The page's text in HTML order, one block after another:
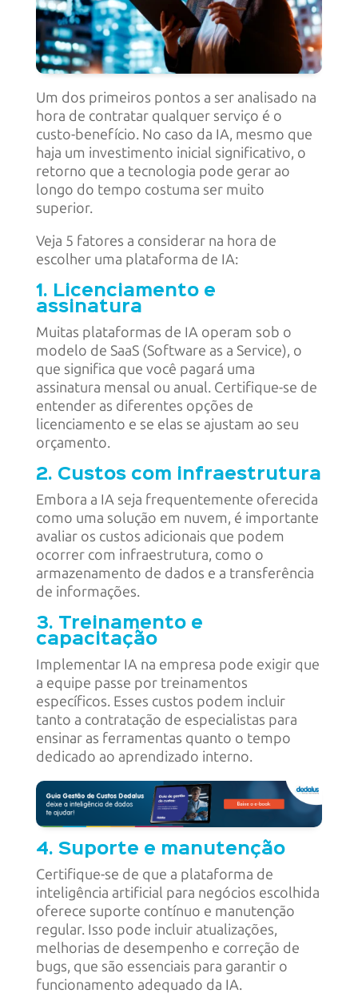
Um dos primeiros pontos a ser analisado na
hora de contratar qualquer serviço é o
custo-benefício. No caso da IA, mesmo que
haja um investimento inicial significativo, o
retorno que a tecnologia pode gerar ao
longo do tempo costuma ser muito
superior.
Veja 5 fatores a considerar na hora de
escolher uma plataforma de IA:
1. Licenciamento e
assinatura
Muitas plataformas de IA operam sob o
modelo de SaaS (Software as a Service), o
que significa que você pagará uma
assinatura mensal ou anual. Certifique-se de
entender as diferentes opções de
licenciamento e se elas se ajustam ao seu
orçamento.
2. Custos com infraestrutura
Embora a IA seja frequentemente oferecida
como uma solução em nuvem, é importante
avaliar os custos adicionais que podem
ocorrer com infraestrutura, como o
armazenamento de dados e a transferência
de informações.
3. Treinamento e
capacitação
Implementar IA na empresa pode exigir que
a equipe passe por treinamentos
específicos. Esses custos podem incluir
tanto a contratação de especialistas para
ensinar as ferramentas quanto o tempo
dedicado ao aprendizado interno.
4. Suporte e manutenção
Certifique-se de que a plataforma de
inteligência artificial para negócios escolhida
oferece suporte contínuo e manutenção
regular. Isso pode incluir atualizações,
melhorias de desempenho e correção de
bugs, que são essenciais para garantir o
funcionamento adequado da IA.